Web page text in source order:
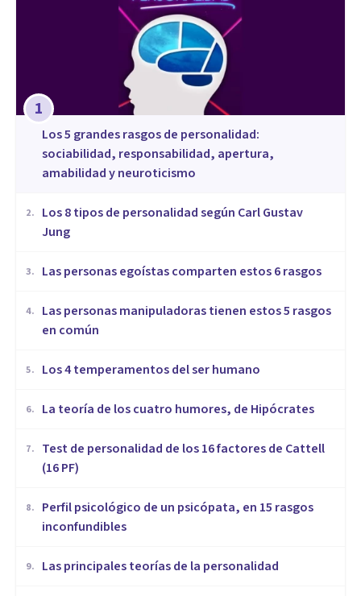
1
Los 5 grandes rasgos de personalidad:
sociabilidad, responsabilidad, apertura,
amabilidad y neuroticismo
2.
​Los 8 tipos de personalidad según Carl Gustav
Jung
3. Las personas egoístas comparten estos 6 rasgos
4.
Las personas manipuladoras tienen estos 5 rasgos
en común
5. Los 4 temperamentos del ser humano
6. ​La teoría de los cuatro humores, de Hipócrates
7.
Test de personalidad de los 16 factores de Cattell
(16 PF)
8.
Perfil psicológico de un psicópata, en 15 rasgos
inconfundibles
9. Las principales teorías de la personalidad